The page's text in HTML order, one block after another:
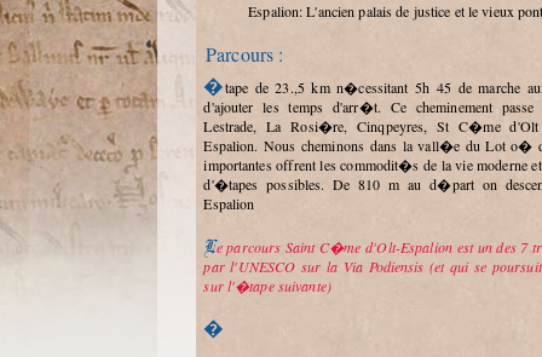
Espalion: L'ancien palais de justice et le vieux
Parcours :
�tape de 23.,5 km n�cessitant 5h 45 de marche auxquels il y a lieu
d'ajouter les temps d'arr�t. Ce cheminement
Lestrade, La Rosi�re, Cinqpeyres, St C�me d'Olt
Espalion. Nous cheminons dans la vall�e du Lot o�
importantes offrent les commodit�s de la vie moderne
d'�tapes possibles. De 810 m au d�part on
Espalion
Le parcours Saint C�me d'Olt-Espalion est un des 7 tron�ons class�s
par l'UNESCO sur la Via Podiensis (et qui se
sur l'�tape suivante)
�